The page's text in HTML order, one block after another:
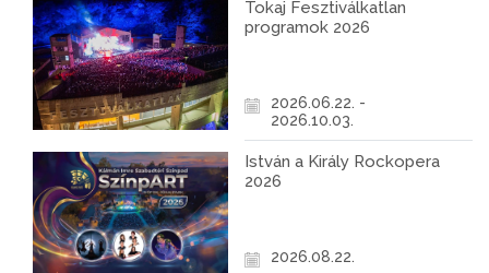
Tokaj Fesztiválkatlan
programok 2026
2026.06.22. -
2026.10.03.
István a Király Rockopera
2026
2026.08.22.